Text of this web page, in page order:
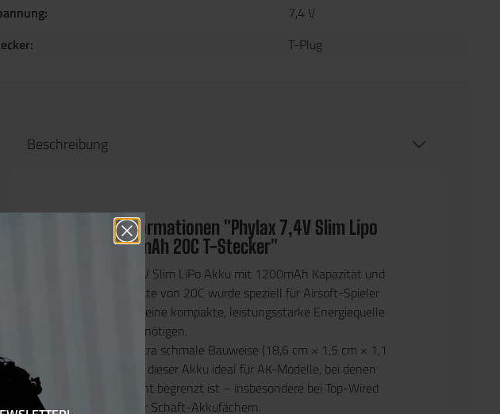
7,4 V
T-Plug
Beschreibung
Produktinformationen "Phylax 7,4V Slim Lipo
Akku 1.200mAh 20C T-Stecker"
Phylax 7,4V Slim LiPo Akku mit 1200mAh Kapazität und
Entladerate von 20C wurde speziell für Airsoft-Spieler
entwickelt, die eine kompakte, leistungsstarke Energiequelle
für ihre AEG benötigen.
extra schmale Bauweise (18,6 cm × 1,5 cm × 1,1
eignet sich dieser Akku ideal für AK-Modelle, bei denen
der Akkuschacht begrenzt ist – insbesondere bei Top-Wired
Gearboxen oder Schaft-Akkufächern.